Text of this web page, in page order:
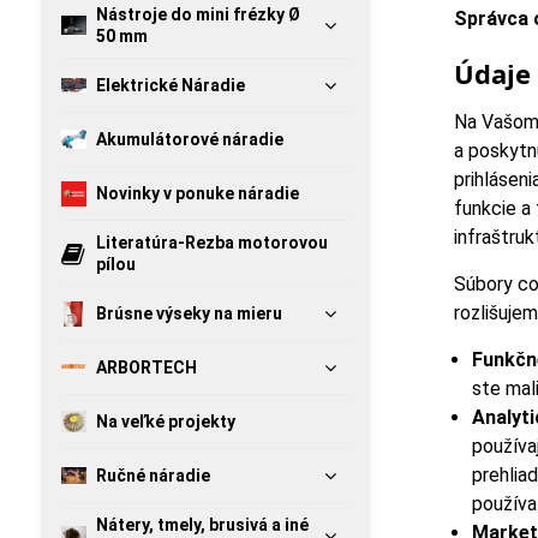
Správca
Na
a
funkcie a
Súbory
ste
Nástroje do mini frézky Ø
50 mm
Elektrické Náradie
Akumulátorové náradie
Novinky v ponuke náradie
Literatúra-Rezba motorovou
pílou
Brúsne výseky na mieru
ARBORTECH
Na veľké projekty
Ručné náradie
Nátery, tmely, brusivá a iné